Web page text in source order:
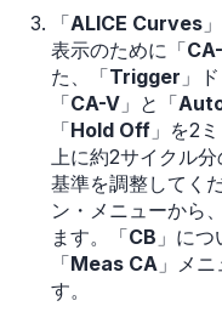
「ALICE Curves
表示のために「
た、「Trigger 」
「CA-V 」と「
「Hold Off 」を2
上に約2サイクル
基準を調整してく
ン・メニューから
ます。「CB 」に
「Meas CA 」メ
す。